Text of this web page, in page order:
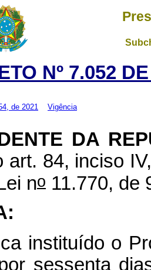
Nº 7.052
de 2021 Vigência
DA
art. 84, inciso
no 11.770, de
instituído o
sessenta